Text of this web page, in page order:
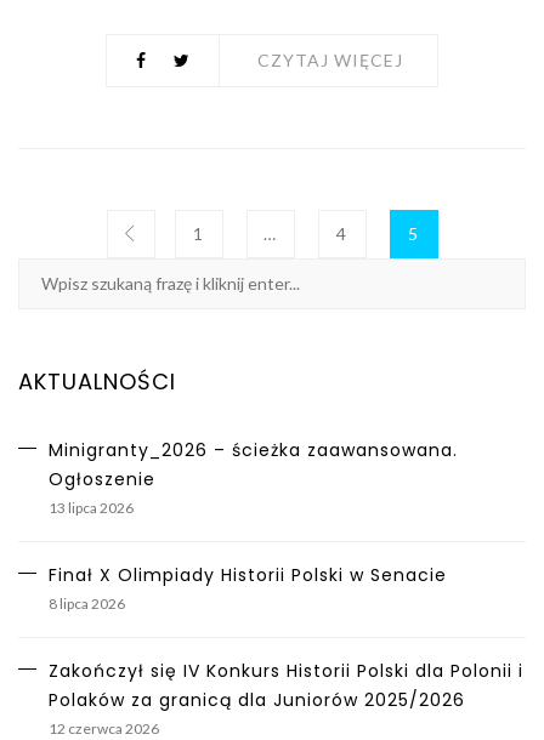
CZYTAJ WIĘCEJ
1 … 4 5
AKTUALNOŚCI
Minigranty_2026 – ścieżka zaawansowana.
Ogłoszenie
13 lipca 2026
Finał X Olimpiady Historii Polski w Senacie
8 lipca 2026
Zakończył się IV Konkurs Historii Polski dla Polonii i
Polaków za granicą dla Juniorów 2025/2026
12 czerwca 2026